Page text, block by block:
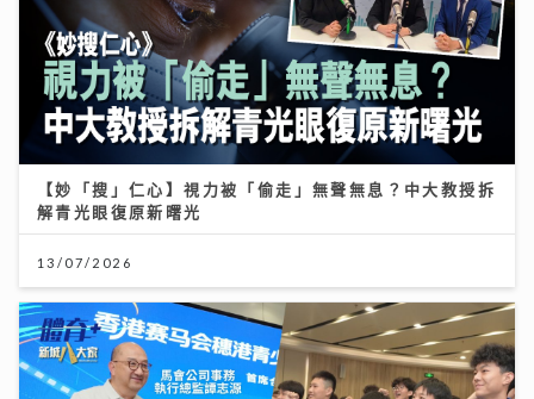
【妙「搜」仁心】視力被「偷走」無聲無息？中大教授拆
解青光眼復原新曙光
13/07/2026